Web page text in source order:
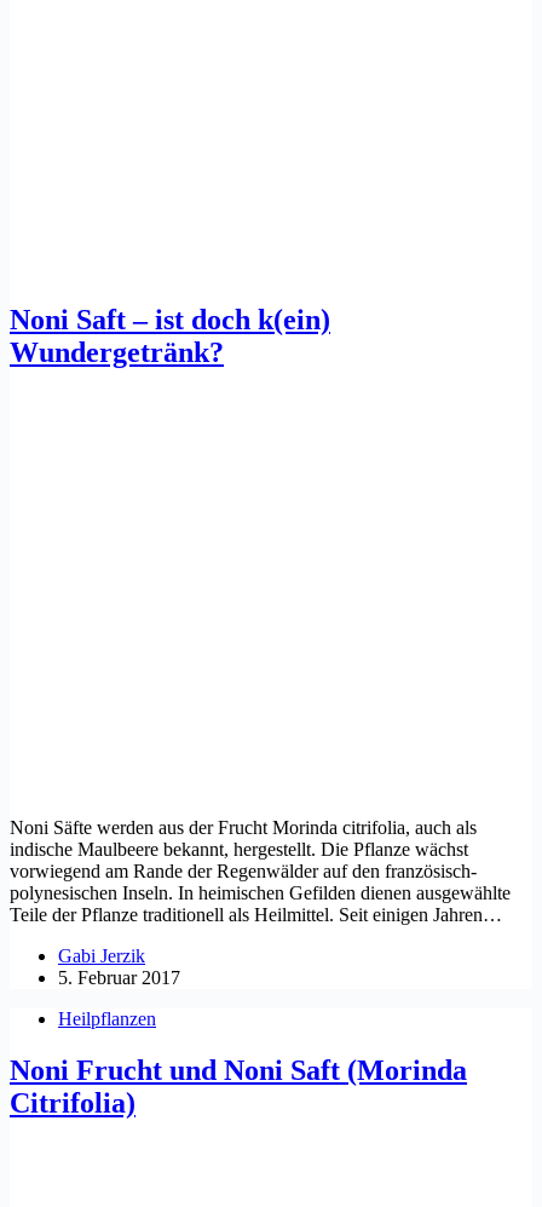
Noni Saft – ist doch k(ein)
Wundergetränk?
Noni Säfte werden aus der Frucht Morinda citrifolia, auch als
indische Maulbeere bekannt, hergestellt. Die Pflanze wächst
vorwiegend am Rande der Regenwälder auf den französisch-
polynesischen Inseln. In heimischen Gefilden dienen ausgewählte
Teile der Pflanze traditionell als Heilmittel. Seit einigen Jahren…
Gabi Jerzik
5. Februar 2017
Heilpflanzen
Noni Frucht und Noni Saft (Morinda
Citrifolia)